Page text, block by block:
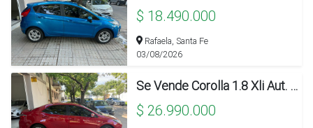
$ 18.490.000
Rafaela, Santa Fe
03/08/2026
Se Vende Corolla 1.8 Xli Aut. 2019!!!
$ 26.990.000